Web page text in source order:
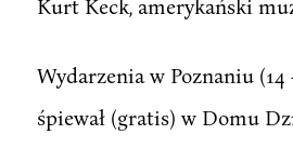
Kurt Keck, amerykański
Wydarzenia w Poznaniu (14 -
śpiewał (gratis) w Domu